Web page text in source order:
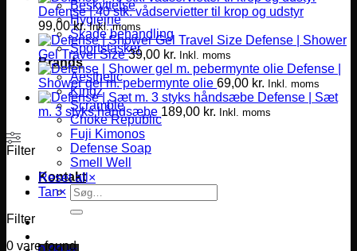
Beskyttelse
Hygiejne
Skade behandling
Sportstasker
Brands
Aesthetic
Kingz
Scramble
Choke Republic
Fuji Kimonos
Defense Soap
Smell Well
Kontakt
Søg
efter:
Defense | 40 stk. vådservietter til krop og udstyr
99,00kr. Inkl. moms
Defense | Shower
Gel Travel Size 39,00 kr. Inkl. moms
Defense |
Shower gel m. pebermynte olie 69,00 kr. Inkl. moms
Defense | Sæt
m. 3 styks håndsæbe 189,00 kr. Inkl. moms
Filter
Reset all ×
Tan×
Filter
0 vare found